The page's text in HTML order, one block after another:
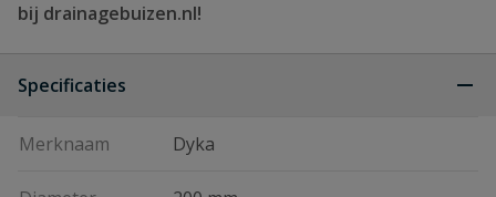
bij drainagebuizen.nl!
Specificaties
Merknaam Dyka